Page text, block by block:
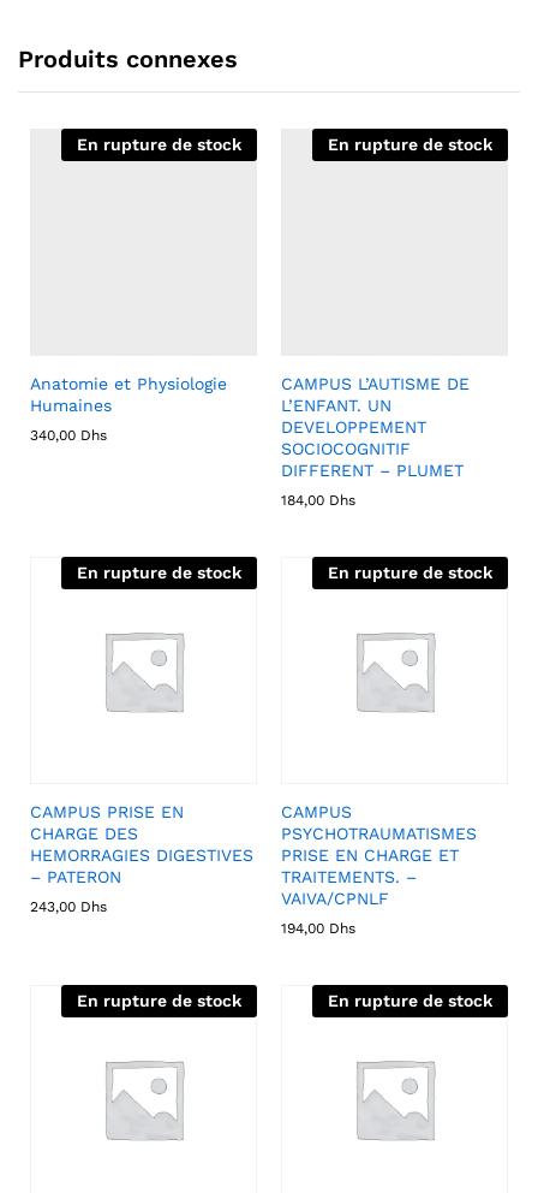
Produits connexes
En rupture de stock
Anatomie et Physiologie
Humaines
340,00 Dhs
En rupture de stock
CAMPUS L’AUTISME DE
L’ENFANT. UN
DEVELOPPEMENT
SOCIOCOGNITIF
DIFFERENT – PLUMET
184,00 Dhs
En rupture de stock
CAMPUS PRISE EN
CHARGE DES
HEMORRAGIES DIGESTIVES
– PATERON
243,00 Dhs
En rupture de stock
CAMPUS
PSYCHOTRAUMATISMES
PRISE EN CHARGE ET
TRAITEMENTS. –
VAIVA/CPNLF
194,00 Dhs
En rupture de stock En rupture de stock